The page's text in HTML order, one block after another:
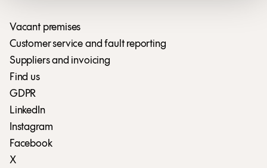
Vacant premises
Customer service and fault reporting
Suppliers and invoicing
Find us
GDPR
LinkedIn
Instagram
Facebook
X